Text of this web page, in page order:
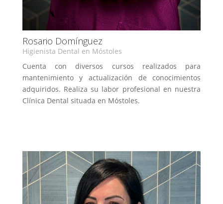
Rosario Domínguez
Higienista Dental en Móstoles
Cuenta con diversos cursos realizados para
mantenimiento y actualización de conocimientos
adquiridos. Realiza su labor profesional en nuestra
Clínica Dental situada en Móstoles.